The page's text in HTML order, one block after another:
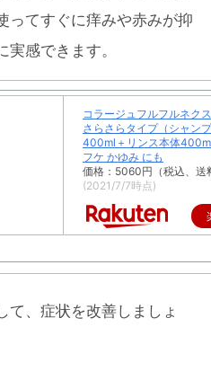
ってすぐに痒みや赤みが抑
感できます。
コラージュフルフルネク
さらさらタイプ（シャン
400ml＋リンス本体
フケ かゆみ にも
価格：5060円（税込、送
(2021/7/7時点)
て、症状を改善しましょ